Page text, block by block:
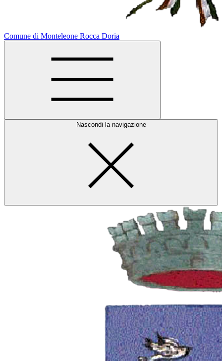
Comune di Monteleone Rocca Doria
Nascondi la navigazione